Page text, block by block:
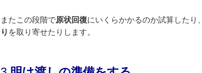
またこの段階で原状回復にいくらかかるのか試算したり、
り を取り寄せたりします。